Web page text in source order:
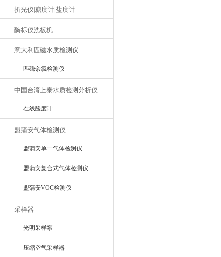
折光仪|糖度计|盐度计
酶标仪洗板机
意大利匹磁水质检测仪
匹磁余氯检测仪
中国台湾上泰水质检测分析仪
在线酸度计
盟蒲安气体检测仪
盟蒲安单一气体检测仪
盟蒲安复合式气体检测仪
盟蒲安VOC检测仪
采样器
光明采样泵
压缩空气采样器